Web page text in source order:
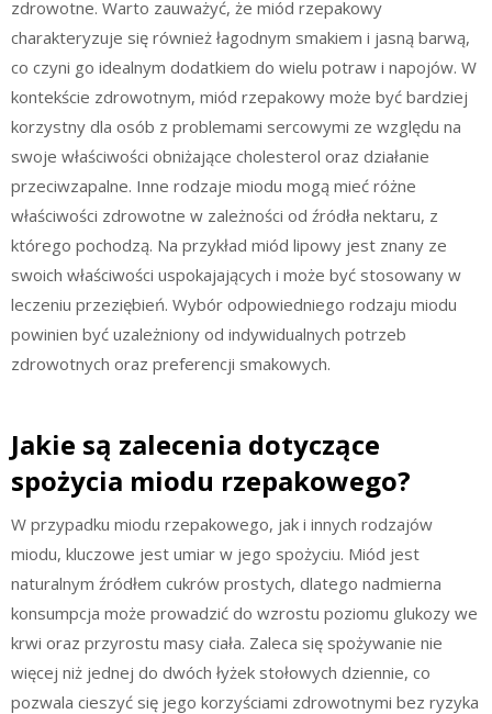
zdrowotne. Warto zauważyć, że miód rzepakowy
charakteryzuje się również łagodnym smakiem i jasną barwą,
co czyni go idealnym dodatkiem do wielu potraw i napojów. W
kontekście zdrowotnym, miód rzepakowy może być bardziej
korzystny dla osób z problemami sercowymi ze względu na
swoje właściwości obniżające cholesterol oraz działanie
przeciwzapalne. Inne rodzaje miodu mogą mieć różne
właściwości zdrowotne w zależności od źródła nektaru, z
którego pochodzą. Na przykład miód lipowy jest znany ze
swoich właściwości uspokajających i może być stosowany w
leczeniu przeziębień. Wybór odpowiedniego rodzaju miodu
powinien być uzależniony od indywidualnych potrzeb
zdrowotnych oraz preferencji smakowych.
Jakie są zalecenia dotyczące
spożycia miodu rzepakowego?
W przypadku miodu rzepakowego, jak i innych rodzajów
miodu, kluczowe jest umiar w jego spożyciu. Miód jest
naturalnym źródłem cukrów prostych, dlatego nadmierna
konsumpcja może prowadzić do wzrostu poziomu glukozy we
krwi oraz przyrostu masy ciała. Zaleca się spożywanie nie
więcej niż jednej do dwóch łyżek stołowych dziennie, co
pozwala cieszyć się jego korzyściami zdrowotnymi bez ryzyka